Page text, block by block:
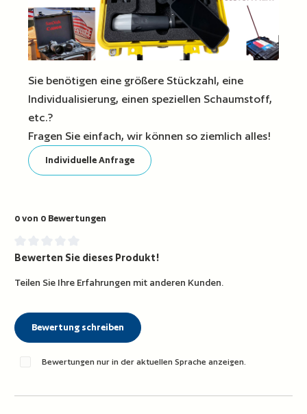
Sie benötigen eine größere Stückzahl, eine
Individualisierung, einen speziellen Schaumstoff,
etc.?
Fragen Sie einfach, wir können so ziemlich alles!
Individuelle Anfrage
0 von 0 Bewertungen
Durchschnittliche Bewertung von 0 von 5 Sternen
Bewerten Sie dieses Produkt!
Teilen Sie Ihre Erfahrungen mit anderen Kunden.
Bewertung schreiben
Bewertungen nur in der aktuellen Sprache anzeigen.